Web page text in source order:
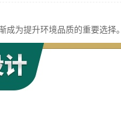
为提升环境品质的重要选择。